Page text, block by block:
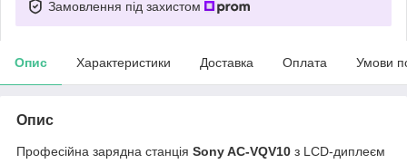
Замовлення під захистом
Опис Характеристики Доставка Оплата Умови
Опис
Професійна зарядна станція Sony AC-VQV10 з LCD-диплеєм